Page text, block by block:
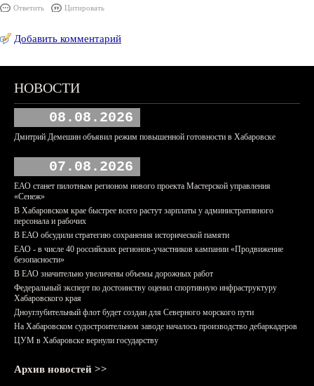
Ответить Цитировать
Добавить комментарий
НОВОСТИ
08.08.2026
Дмитрий Демешин объявил режим повышенной готовности в Хабаровске
07.08.2026
ЕАО станет пилотным регионом нового проекта Мастерской управления
«Сенеж»
В Хабаровском крае быстрее всего растут зарплаты у административного
персонала и рабочих
В ЕАО обсудили стратегию сохранения исторической памяти
ЕАО - в числе 40 российских регионов-участников кампании «Продвижение
безопасности»
В ЕАО значительно увеличены объемы дорожных работ
Федеральный эксперт по достоинству оценил спортивную инфраструктуру
Хабаровского края
Дноуглубительный флот будет создан для Северного морского пути
На Хабаровском судостроительном заводе началось производство дебаркадеров
ЦУМ в Хабаровске вернули государству
Архив новостей >>